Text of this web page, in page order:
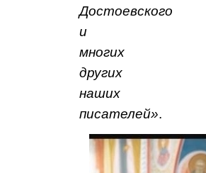
Достоевского
и
многих
других
наших
писателей».